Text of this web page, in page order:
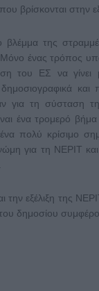
βρίσκονται στην
της
ένας τρόπος
του ΕΣ να
και
για τη σύσταση
ένα τρομερό βήμα
πολύ κρίσιμο
για τη ΝΕΡΙΤ
την εξέλιξη της
δημοσίου